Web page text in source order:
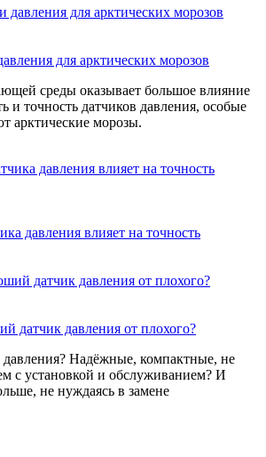
для арктических морозов
среды оказывает большое влияние
и точность датчиков давления, особые
арктические морозы.
давления влияет на точность
датчик давления от плохого?
Надёжные, компактные, не
с установкой и обслуживанием? И
не нуждаясь в замене